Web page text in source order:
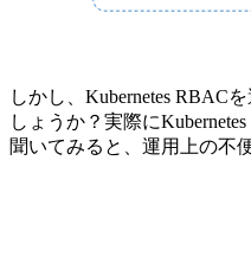
しかし、Kubernetes RBAC
しょうか？実際に
聞いてみると、運用上の不